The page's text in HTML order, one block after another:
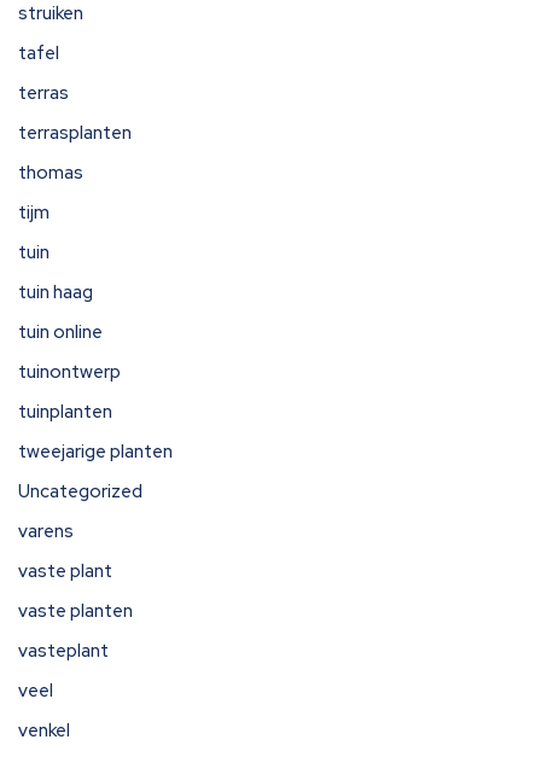
struiken
tafel
terras
terrasplanten
thomas
tijm
tuin
tuin haag
tuin online
tuinontwerp
tuinplanten
tweejarige planten
Uncategorized
varens
vaste plant
vaste planten
vasteplant
veel
venkel